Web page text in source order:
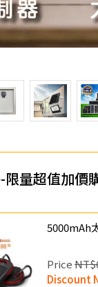
量超值加價
5000mAh
Price
Discount